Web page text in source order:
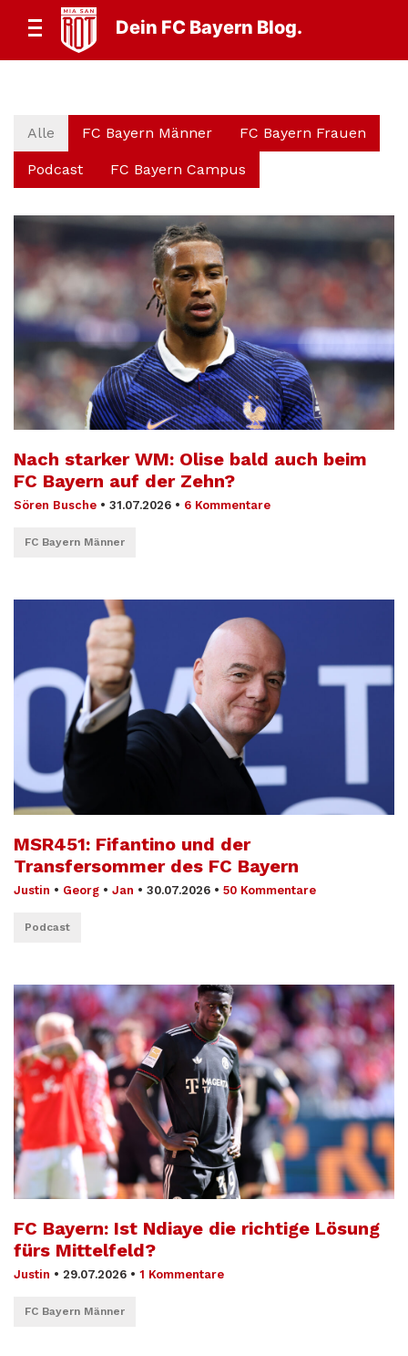
Dein FC Bayern Blog.
Alle FC Bayern Männer FC Bayern Frauen
Podcast FC Bayern Campus
Nach starker WM: Olise bald auch beim
FC Bayern auf der Zehn?
Sören Busche • 31.07.2026 • 6 Kommentare
FC Bayern Männer
MSR451: Fifantino und der
Transfersommer des FC Bayern
Justin • Georg • Jan • 30.07.2026 • 50 Kommentare
Podcast
FC Bayern: Ist Ndiaye die richtige Lösung
fürs Mittelfeld?
Justin • 29.07.2026 • 1 Kommentare
FC Bayern Männer